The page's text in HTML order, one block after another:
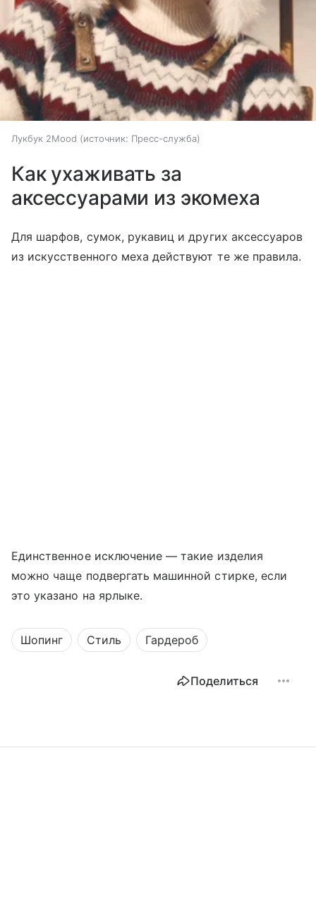
Лукбук 2Mood источник: Пресс-служба
Как ухаживать за
аксессуарами из экомеха
Для шарфов, сумок, рукавиц и других аксессуаров
из искусственного меха действуют те же правила.
Единственное исключение — такие изделия
можно чаще подвергать машинной стирке, если
это указано на ярлыке.
Шопинг Стиль Гардероб
Поделиться